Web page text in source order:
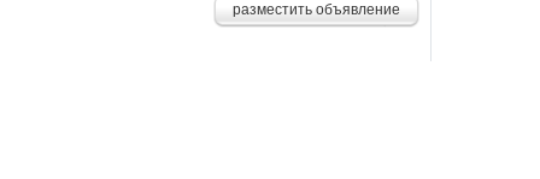
разместить объявление